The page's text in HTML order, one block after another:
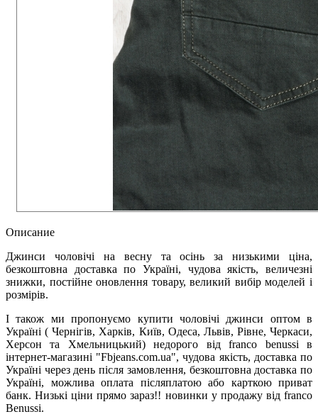
Описание
Джинси чоловічі на весну та осінь за низькими ціна,
безкоштовна доставка по Україні, чудова якість, величезні
знижки, постійне оновлення товару, великий вибір моделей і
розмірів.
І також ми пропонуємо купити чоловічі джинси оптом в
Україні ( Чернігів, Харків, Київ, Одеса, Львів, Рівне, Черкаси,
Херсон та Хмельницький) недорого від franco benussi в
інтернет-магазині "Fbjeans.com.ua", чудова якість, доставка по
Україні через день після замовлення, безкоштовна доставка по
Україні, можлива оплата післяплатою або карткою приват
банк. Низькі ціни прямо зараз!! новинки у продажу від franco
Benussi.